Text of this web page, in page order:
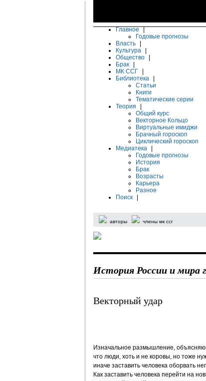
Главное
Годовые прогнозы
Власть
Культура
Общество
Брак
МК ССГ
Библиотека
Статьи
Книги
Тематические серии
Теория
Общий курс
Векторное Кольцо
Виртуальные имиджи
Брачный гороскоп
Циклический гороскоп
Медиатека
Годовые прогнозы
История
Брак
Возрасты
Карьера
Разное
Поиск
авторы члены мк ссг
История России и мира
Векторный удар
Изначальное размышление,
что люди, хоть и не коровы, но тоже
иначе заставить человека оборвать
Как заставить человека перейти на